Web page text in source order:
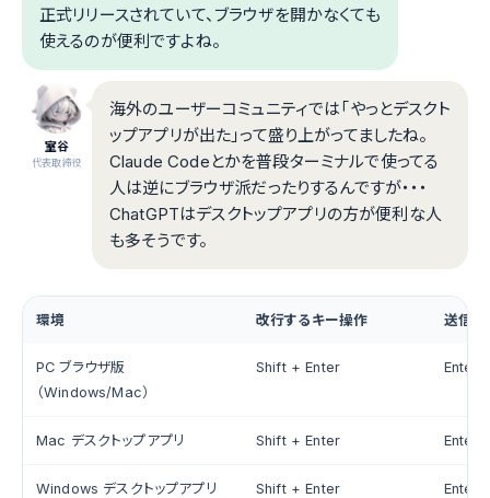
正式リリースされていて、ブラウザを開かなくても
使えるのが便利ですよね。
室谷
代表取締役
海外のユーザーコミュニティでは「やっとデスクト
ップアプリが出た」って盛り上がってましたね。
Claude Codeとかを普段ターミナルで使ってる
人は逆にブラウザ派だったりするんですが・・・
ChatGPTはデスクトップアプリの方が便利な人
も多そうです。
環境 改行するキー操作 送信す
PC ブラウザ版
（Windows/Mac）
Shift + Enter Enter
Mac デスクトップアプリ Shift + Enter Enter
Windows デスクトップアプリ Shift + Enter Enter